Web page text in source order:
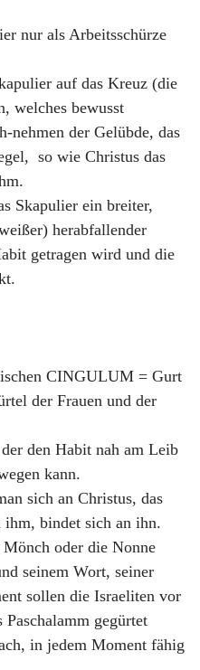
nur als Arbeitsschürze
auf das Kreuz (die
welches bewusst
der Gelübde, das
so wie Christus das
Skapulier ein breiter,
herabfallender
getragen wird und die
CINGULUM = Gurt
der Frauen und der
den Habit nah am Leib
kann.
sich an Christus, das
ihm, bindet sich an ihn.
Mönch oder die Nonne
seinem Wort, seiner
sollen die Israeliten vor
gegürtet
in jedem Moment fähig